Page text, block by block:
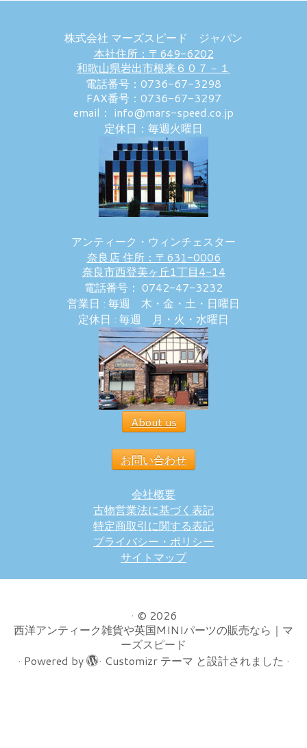
株式会社 マーズスピード ジャパン
本社住所：〒649-6202
和歌山県岩出市根来６０７－１
電話番号：0736-67-3298
FAX番号：0736-67-3297
email： info@mars-speed.co.jp
定休日：毎週火曜日
アンティーク・ウィンチェスター
奈良店 住所：〒631-0006
奈良市西登美ヶ丘1丁目4-14
電話番号： 0742-47-3232
営業日 : 毎週 木・金・土・日曜日
定休日 : 毎週 月・火・水曜日
About us
お問い合わせ
会社概要
古物営業法に基づく表記
特定商取引に関する表記
プライバシー・ポリシー
サイトマップ
· © 2026
西洋アンティーク雑貨や英国MINIパーツの販売なら｜マ
ーズスピード
· Powered by · Customizr テーマ と設計されました ·